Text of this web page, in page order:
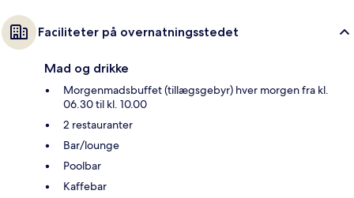
Faciliteter på overnatningsstedet
Mad og drikke
Morgenmadsbuffet (tillægsgebyr) hver morgen fra kl.
06.30 til kl. 10.00
2 restauranter
Bar/lounge
Poolbar
Kaffebar